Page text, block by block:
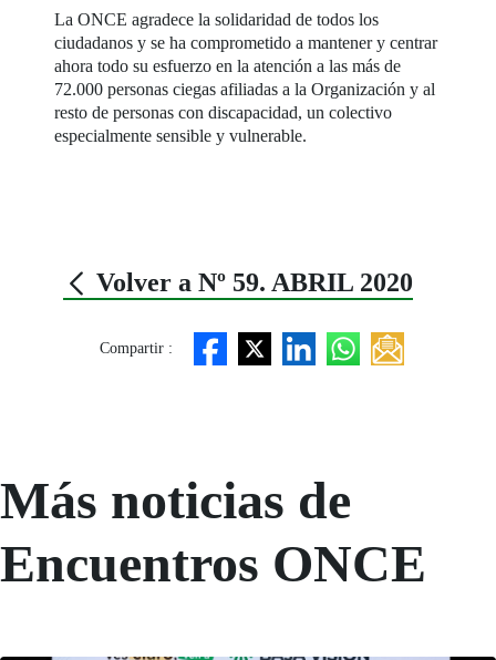
La ONCE agradece la solidaridad de todos los
ciudadanos y se ha comprometido a mantener y centrar
ahora todo su esfuerzo en la atención a las más de
72.000 personas ciegas afiliadas a la Organización y al
resto de personas con discapacidad, un colectivo
especialmente sensible y vulnerable.
Volver a Nº 59. ABRIL 2020
Compartir :
Más noticias de
Encuentros ONCE